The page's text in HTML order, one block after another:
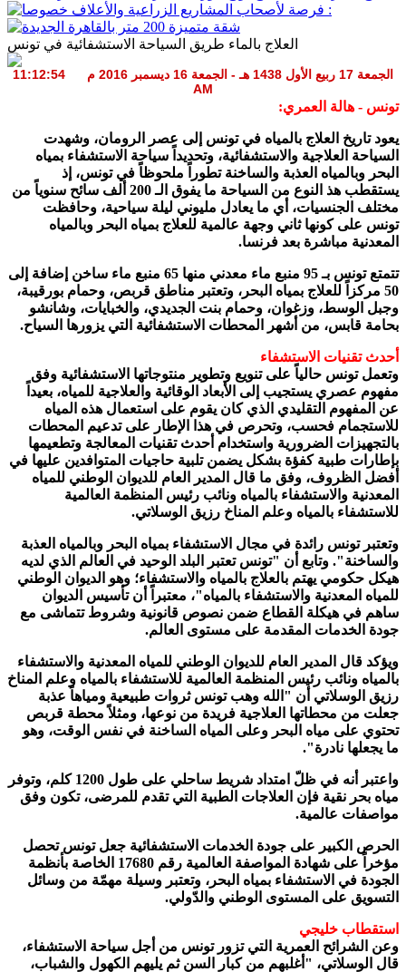
العلاج بالماء طريق السياحة الاستشفائية في تونس
الجمعة 17 ربيع الأول 1438 هـ - الجمعة 16 ديسمبر 2016 م 11:12:54
AM
تونس - هالة العمري:
يعود تاريخ العلاج بالمياه في تونس إلى عصر الرومان، وشهدت
السياحة العلاجية والاستشفائية، وتحديداً سياحة الاستشفاء بمياه
البحر وبالمياه العذبة والساخنة تطوراً ملحوظاً في تونس، إذ
يستقطب هذ النوع من السياحة ما يفوق الـ 200 ألف سائح سنوياً من
مختلف الجنسيات، أي ما يعادل مليوني ليلة سياحية، وحافظت
تونس على كونها ثاني وجهة عالمية للعلاج بمياه البحر وبالمياه
المعدنية مباشرة بعد فرنسا.
تتمتع تونس بـ 95 منبع ماء معدني منها 65 منبع ماء ساخن إضافة إلى
50 مركزاً للعلاج بمياه البحر، وتعتبر مناطق قربص، وحمام بورقيبة،
وجبل الوسط، وزغوان، وحمام بنت الجديدي، والخبايات، وشانشو
بحامة قابس، من أشهر المحطات الاستشفائية التي يزورها السياح.
أحدث تقنيات الاستشفاء
وتعمل تونس حالياً على تنويع وتطوير منتوجاتها الاستشفائية وفق
مفهوم عصري يستجيب إلى الأبعاد الوقائية والعلاجية للمياه، بعيداً
عن المفهوم التقليدي الذي كان يقوم على استعمال هذه المياه
للاستجمام فحسب، وتحرص في هذا الإطار على تدعيم المحطات
بالتجهيزات الضرورية واستخدام أحدث تقنيات المعالجة وتطعيمها
بإطارات طبية كفؤة بشكل يضمن تلبية حاجيات المتوافدين عليها في
أفضل الظروف، وفق ما قال المدير العام للديوان الوطني للمياه
المعدنية والاستشفاء بالمياه ونائب رئيس المنظمة العالمية
للاستشفاء بالمياه وعلم المناخ رزيق الوسلاتي.
وتعتبر تونس رائدة في مجال الاستشفاء بمياه البحر وبالمياه العذبة
والساخنة". وتابع أن "تونس تعتبر البلد الوحيد في العالم الذي لديه
هيكل حكومي يهتم بالعلاج بالمياه والاستشفاء؛ وهو الديوان الوطني
للمياه المعدنية والاستشفاء بالمياه"، معتبراً أن تأسيس الديوان
ساهم في هيكلة القطاع ضمن نصوص قانونية وشروط تتماشى مع
جودة الخدمات المقدمة على مستوى العالم.
ويؤكد قال المدير العام للديوان الوطني للمياه المعدنية والاستشفاء
بالمياه ونائب رئيس المنظمة العالمية للاستشفاء بالمياه وعلم المناخ
رزيق الوسلاتي أن "الله وهب تونس ثروات طبيعية ومياهاً عذبة
جعلت من محطاتها العلاجية فريدة من نوعها، ومثلاً محطة قربص
تحتوي على مياه البحر وعلى المياه الساخنة في نفس الوقت، وهو
ما يجعلها نادرة".
واعتبر أنه في ظلّ امتداد شريط ساحلي على طول 1200 كلم، وتوفر
مياه بحر نقية فإن العلاجات الطبية التي تقدم للمرضى، تكون وفق
مواصفات عالمية.
الحرص الكبير على جودة الخدمات الاستشفائية جعل تونس تحصل
مؤخراً على شهادة المواصفة العالمية رقم 17680 الخاصة بأنظمة
الجودة في الاستشفاء بمياه البحر، وتعتبر وسيلة مهمّة من وسائل
التسويق على المستوى الوطني والدّولي.
استقطاب خليجي
وعن الشرائح العمرية التي تزور تونس من أجل سياحة الاستشفاء،
قال الوسلاتي، "أغلبهم من كبار السن ثم يليهم الكهول والشباب،